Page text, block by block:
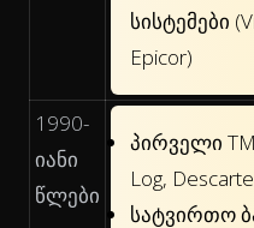
სისტემები
Epicor)
1990-
იანი
წლები
პირველი
Log,
სატვირთო